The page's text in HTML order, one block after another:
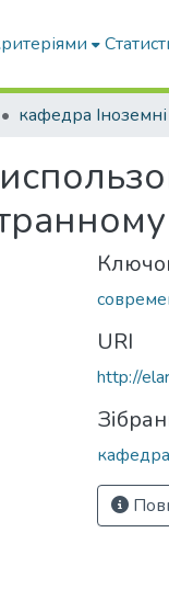
кафедра
URI
http://